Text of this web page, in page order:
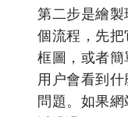
第二步是繪
個流程，先
框圖，或者
用户會看到
問題。如果